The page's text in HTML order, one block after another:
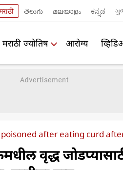
తెలుగు മലയാളം ಕನ್ನಡ
मराठी ज्योतिष आरोग्य
after eating curd
वृद्ध